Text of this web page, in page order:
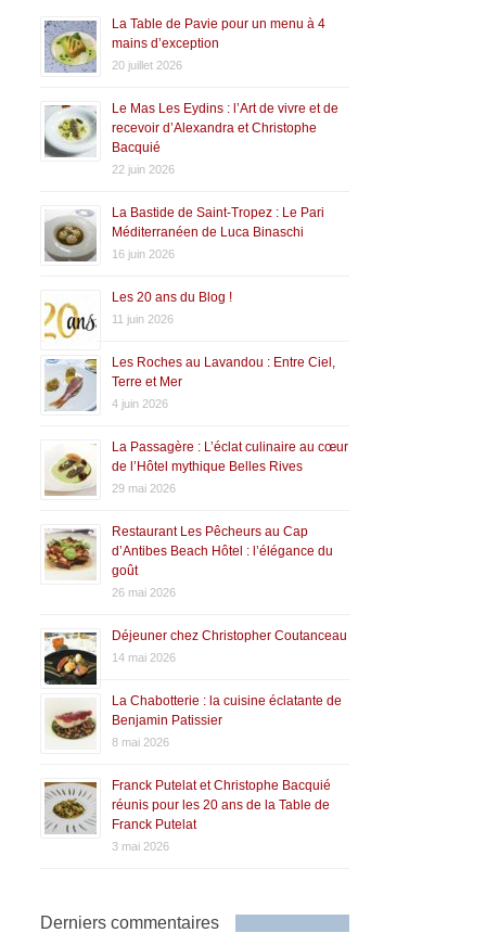
La Table de Pavie pour un menu à 4
mains d’exception
20 juillet 2026
Le Mas Les Eydins : l’Art de vivre et de
recevoir d’Alexandra et Christophe
Bacquié
22 juin 2026
La Bastide de Saint-Tropez : Le Pari
Méditerranéen de Luca Binaschi
16 juin 2026
Les 20 ans du Blog !
11 juin 2026
Les Roches au Lavandou : Entre Ciel,
Terre et Mer
4 juin 2026
La Passagère : L’éclat culinaire au cœur
de l’Hôtel mythique Belles Rives
29 mai 2026
Restaurant Les Pêcheurs au Cap
d’Antibes Beach Hôtel : l’élégance du
goût
26 mai 2026
Déjeuner chez Christopher Coutanceau
14 mai 2026
La Chabotterie : la cuisine éclatante de
Benjamin Patissier
8 mai 2026
Franck Putelat et Christophe Bacquié
réunis pour les 20 ans de la Table de
Franck Putelat
3 mai 2026
Derniers commentaires